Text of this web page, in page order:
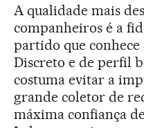
A qualidade mais
companheiros é a
partido que conhece
Discreto e de perfil
costuma evitar a
grande coletor de
máxima confiança